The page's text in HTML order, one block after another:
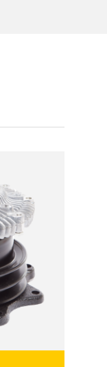
Añadir
lista de
deseos